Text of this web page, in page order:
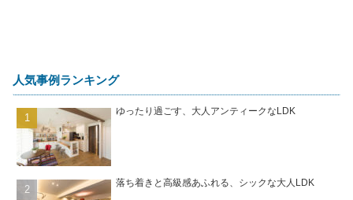
人気事例ランキング
ゆったり過ごす、大人アンティークなLDK
落ち着きと高級感あふれる、シックな大人LDK